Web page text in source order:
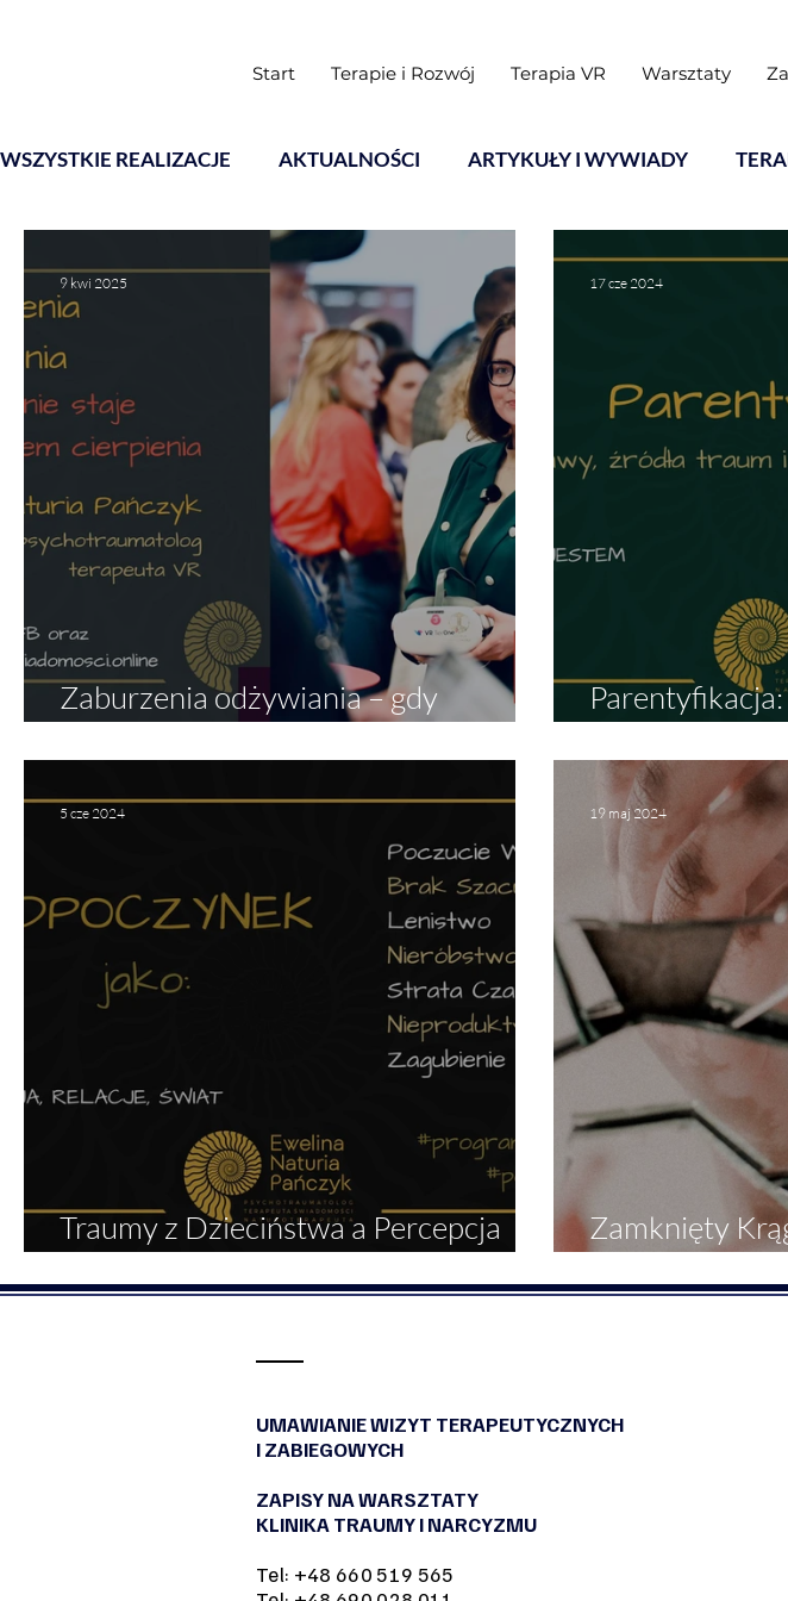
Start Terapie i Rozwój Terapia VR Warsztaty
WSZYSTKIE REALIZACJE AKTUALNOŚCI ARTYKUŁY I WYWIADY
Zaburzenia odżywiania – gdy
9 kwi 2025
Parentyfikacja:
17 cze 2024
Traumy z Dzieciństwa a Percepcja
5 cze 2024
Zamknięty
19 maj 2024
UMAWIANIE WIZYT TERAPEUTYCZNYCH
I ZABIEGOWYCH
ZAPISY NA WARSZTATY
KLINIKA TRAUMY I NARCYZMU
Tel: +48 660 519 565